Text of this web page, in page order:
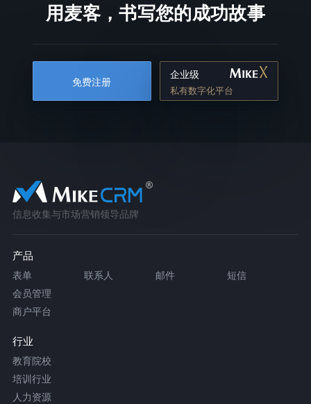
用麦客，书写您的成功故事
免费注册
企业级
私有数字化平台
信息收集与市场营销领导品牌
产品
表单 联系人 邮件
短信
会员管理
商户平台
行业
教育院校
培训行业
人力资源